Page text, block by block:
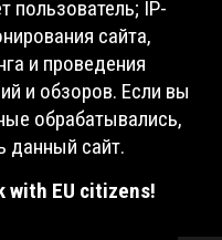
пользователь; IP-
сайта,
и проведения
и обзоров. Если вы
обрабатывались,
данный сайт.
with EU citizens!